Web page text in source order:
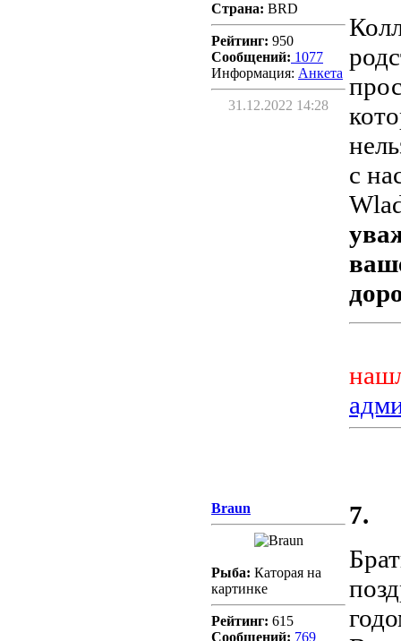
Страна: BRD
Рейтинг: 950
Сообщений: 1077
Информация: Aнкета
31.12.2022 14:28
с
Braun
Рыба: Каторая на
картинке
Рейтинг: 615
Сообщений: 769
7.